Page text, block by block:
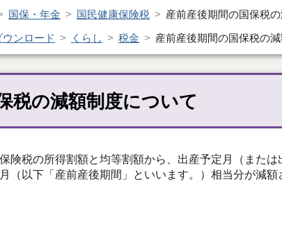
国保・年金 国民健康保険税 産前産後期間の国保税
ンロード くらし 税金 産前産後期間の国保税の
税の減額制度について
険税の所得割額と均等割額から、出産予定月（または
（以下「産前産後期間」といいます。）相当分が減額